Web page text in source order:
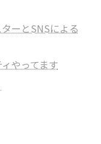
ーとSNSによる
やってます